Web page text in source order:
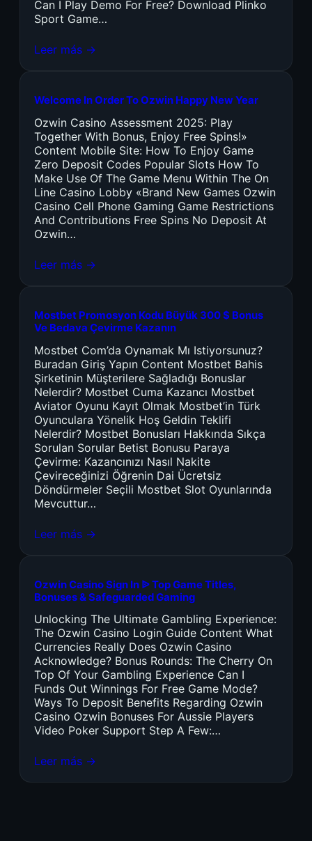
Can I Play Demo For Free? Download Plinko
Sport Game…
Leer más →
Welcome In Order To Ozwin Happy New Year
Ozwin Casino Assessment 2025: Play
Together With Bonus, Enjoy Free Spins!»
Content Mobile Site: How To Enjoy Game
Zero Deposit Codes Popular Slots How To
Make Use Of The Game Menu Within The On
Line Casino Lobby «Brand New Games Ozwin
Casino Cell Phone Gaming Game Restrictions
And Contributions Free Spins No Deposit At
Ozwin…
Leer más →
Mostbet Promosyon Kodu Büyük 300 $ Bonus
Ve Bedava Çevirme Kazanın
Mostbet Com’da Oynamak Mı Istiyorsunuz?
Buradan Giriş Yapın Content Mostbet Bahis
Şirketinin Müşterilere Sağladığı Bonuslar
Nelerdir? Mostbet Cuma Kazancı Mostbet
Aviator Oyunu Kayıt Olmak Mostbet’in Türk
Oyunculara Yönelik Hoş Geldin Teklifi
Nelerdir? Mostbet Bonusları Hakkında Sıkça
Sorulan Sorular Betist Bonusu Paraya
Çevirme: Kazancınızı Nasıl Nakite
Çevireceğinizi Öğrenin Dai Ücretsiz
Döndürmeler Seçili Mostbet Slot Oyunlarında
Mevcuttur…
Leer más →
Ozwin Casino Sign In ᐉ Top Game Titles,
Bonuses & Safeguarded Gaming
Unlocking The Ultimate Gambling Experience:
The Ozwin Casino Login Guide Content What
Currencies Really Does Ozwin Casino
Acknowledge? Bonus Rounds: The Cherry On
Top Of Your Gambling Experience Can I
Funds Out Winnings For Free Game Mode?
Ways To Deposit Benefits Regarding Ozwin
Casino Ozwin Bonuses For Aussie Players
Video Poker Support Step A Few:…
Leer más →